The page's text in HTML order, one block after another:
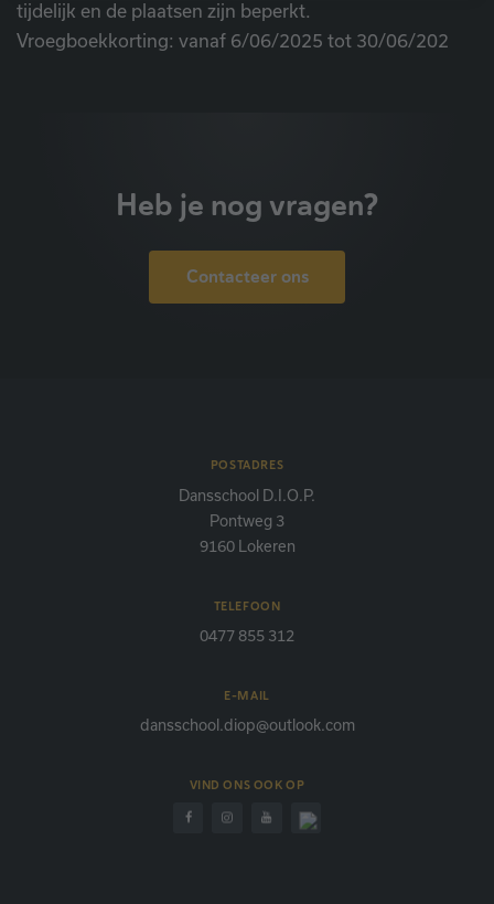
tijdelijk en de plaatsen zijn beperkt.
Vroegboekkorting: vanaf 6/06/2025 tot 30/06/202
uitsluitend voor gebruik door de eigenaar van de
bezochte website zijn.
Heb je nog vragen?
Contacteer ons
POSTADRES
Dansschool D.I.O.P.
Pontweg 3
9160 Lokeren
TELEFOON
0477 855 312
E-MAIL
dansschool.diop@outlook.com
VIND ONS OOK OP